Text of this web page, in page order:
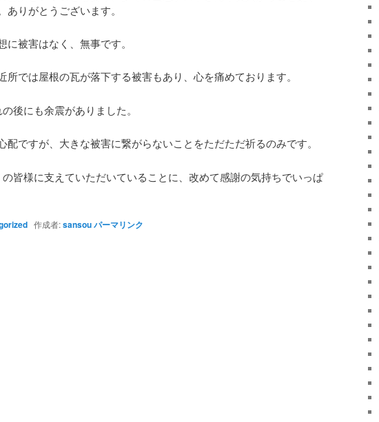
ありがとうございます。
に被害はなく、無事です。
所では屋根の瓦が落下する被害もあり、心を痛めております。
後にも余震がありました。
配ですが、大きな被害に繋がらないことをただただ祈るのみです。
皆様に支えていただいていることに、改めて感謝の気持ちでいっぱ
作成者:sansouパーマリンク